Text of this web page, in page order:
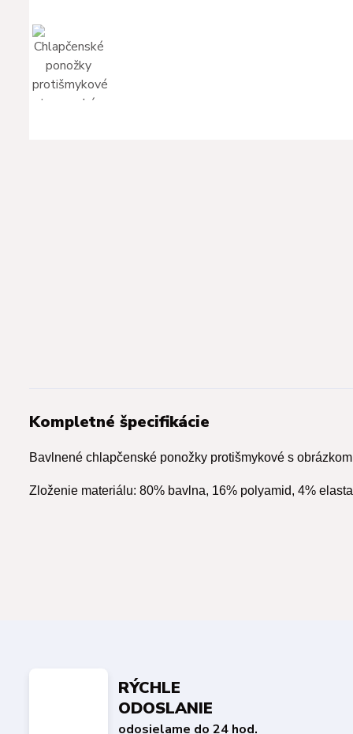
Kompletné špecifikácie
Bavlnené chlapčenské ponožky protišmykové s
Zloženie materiálu: 80% bavlna, 16% polyamid, 4%
RÝCHLE
ODOSLANIE
odosielame do 24 hod.